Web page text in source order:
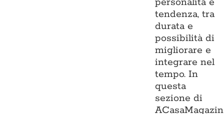
tendenza, tra
durata e
possibilità di
migliorare e
integrare nel
tempo. In
questa
sezione di